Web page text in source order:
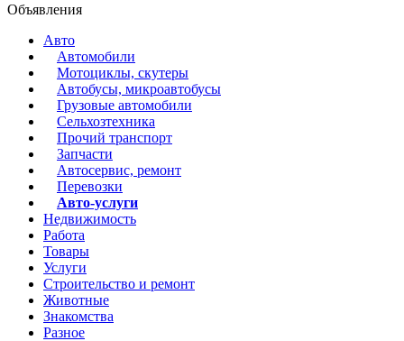
Объявления
Авто
Автомобили
Мотоциклы, скутеры
Автобусы, микроавтобусы
Грузовые автомобили
Сельхозтехника
Прочий транспорт
Запчасти
Автосервис, ремонт
Перевозки
Авто-услуги
Недвижимость
Работа
Товары
Услуги
Строительство и ремонт
Животные
Знакомства
Разное